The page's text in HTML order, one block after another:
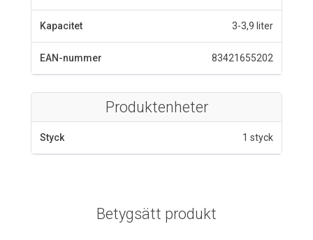
Kapacitet 3-3,9 liter
EAN-nummer 83421655202
Produktenheter
Styck 1 styck
Betygsätt produkt